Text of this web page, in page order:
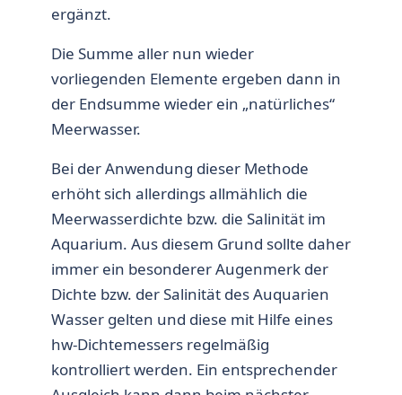
ergänzt.
Die Summe aller nun wieder
vorliegenden Elemente ergeben dann in
der Endsumme wieder ein „natürliches“
Meerwasser.
Bei der Anwendung dieser Methode
erhöht sich allerdings allmählich die
Meerwasserdichte bzw. die Salinität im
Aquarium. Aus diesem Grund sollte daher
immer ein besonderer Augenmerk der
Dichte bzw. der Salinität des Auquarien
Wasser gelten und diese mit Hilfe eines
hw-Dichtemessers regelmäßig
kontrolliert werden. Ein entsprechender